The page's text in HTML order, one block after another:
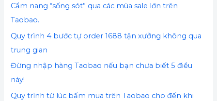
Cẩm nang “sống sót” qua các mùa sale lớn trên
Taobao.
Quy trình 4 bước tự order 1688 tận xưởng không qua
trung gian
Đừng nhập hàng Taobao nếu bạn chưa biết 5 điều
này!
Quy trình từ lúc bấm mua trên Taobao cho đến khi